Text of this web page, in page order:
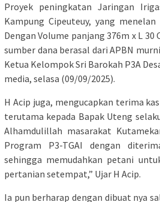
Proyek peningkatan Jaringan
Kampung Cipeuteuy, yang menelan
Dengan Volume panjang 376m x L 30
sumber dana berasal dari APBN
Ketua Kelompok Sri Barokah P3A
media, selasa (09/09/2025).
H Acip juga, mengucapkan terima
terutama kepada Bapak Uteng
Alhamdulillah masarakat
Program P3-TGAI dengan
sehingga memudahkan petani
pertanian setempat,” Ujar H Acip.
Ia pun berharap dengan dibuat nya